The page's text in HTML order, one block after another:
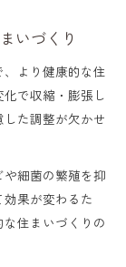
と快適空
家づくり方
デザインの
温もりの
いづくり
より健康的な住
で収縮・膨張し
た調整が欠かせ
細菌の繁殖を抑
果が変わるた
住まいづくりの